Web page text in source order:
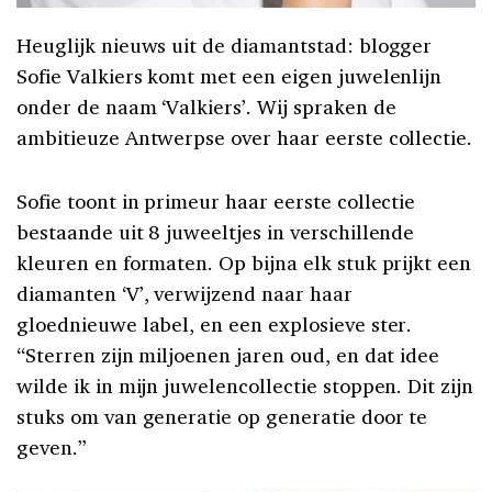
Heuglijk nieuws uit de diamantstad: blogger
Sofie Valkiers komt met een eigen juwelenlijn
onder de naam ‘Valkiers’. Wij spraken de
ambitieuze Antwerpse over haar eerste collectie.
Sofie toont in primeur haar eerste collectie
bestaande uit 8 juweeltjes in verschillende
kleuren en formaten. Op bijna elk stuk prijkt een
diamanten ‘V’, verwijzend naar haar
gloednieuwe label, en een explosieve ster.
“Sterren zijn miljoenen jaren oud, en dat idee
wilde ik in mijn juwelencollectie stoppen. Dit zijn
stuks om van generatie op generatie door te
geven.”